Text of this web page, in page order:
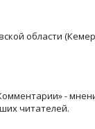
области
-
читателей.